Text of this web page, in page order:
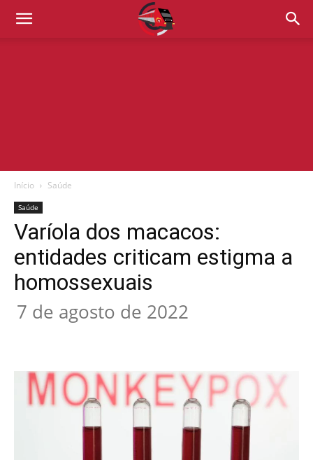
Início Saúde
Saúde
Varíola dos macacos:
entidades criticam estigma a
homossexuais
7 de agosto de 2022